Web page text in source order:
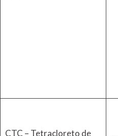
CTC – Tetracloreto de